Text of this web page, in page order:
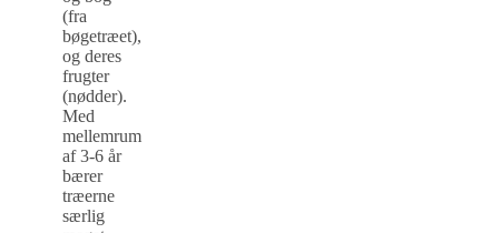
(fra
bøgetræet),
og deres
frugter
(nødder).
Med
mellemrum
af 3-6 år
bærer
træerne
særlig